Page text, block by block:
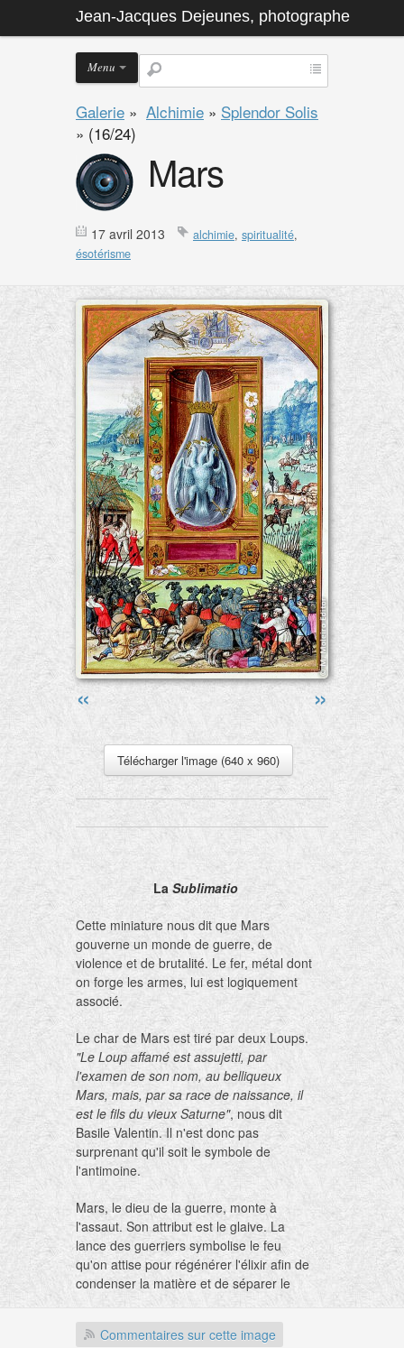
Jean-Jacques Dejeunes, photographe
Menu
Galerie » Alchimie » Splendor Solis
» (16/24)
Mars
17 avril 2013 alchimie, spiritualité,
ésotérisme
»
«
Télécharger l'image (640 x 960)
La Sublimatio
Cette miniature nous dit que Mars
gouverne un monde de guerre, de
violence et de brutalité. Le fer, métal dont
on forge les armes, lui est logiquement
associé.
Le char de Mars est tiré par deux Loups.
"Le Loup affamé est assujetti, par
l'examen de son nom, au belliqueux
Mars, mais, par sa race de naissance, il
est le fils du vieux Saturne", nous dit
Basile Valentin. Il n'est donc pas
surprenant qu'il soit le symbole de
l'antimoine.
Mars, le dieu de la guerre, monte à
l'assaut. Son attribut est le glaive. La
lance des guerriers symbolise le feu
qu'on attise pour régénérer l'élixir afin de
condenser la matière et de séparer le
spirituel du corporel.
"Les corps dissouts
auront été réduits en esprit véritable."
Commentaires sur cette image